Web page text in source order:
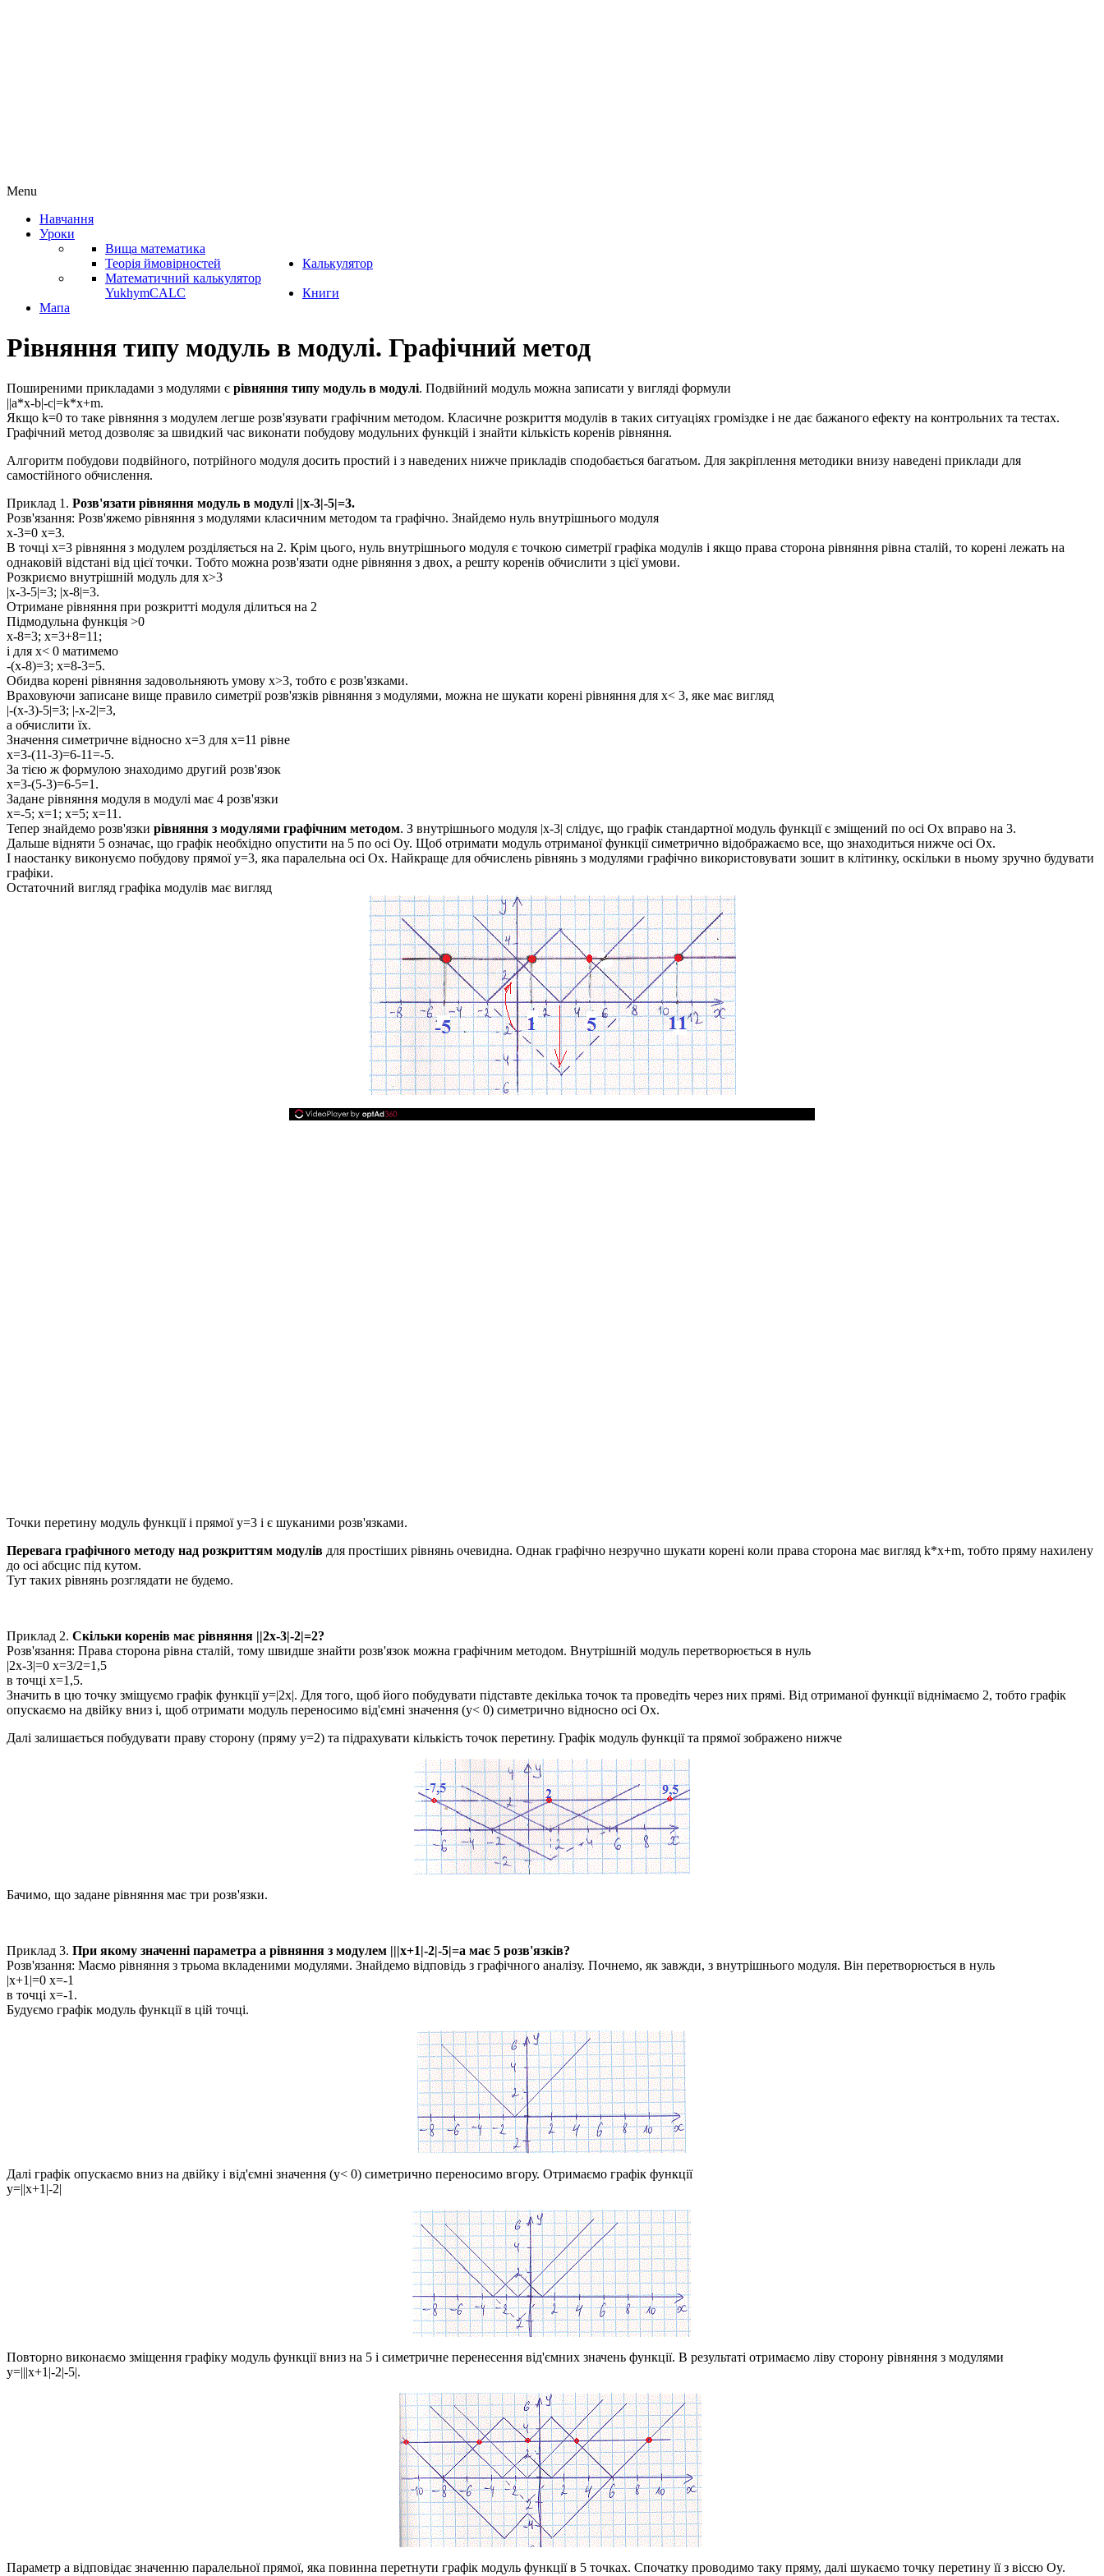
Menu
Навчання
Уроки
Вища математика
Теорія ймовірностей
Калькулятор
Математичний калькулятор
YukhymCALC
Книги
Мапа
Рівняння типу модуль в модулі. Графічний метод
Поширеними прикладами з модулями є рівняння типу модуль в модулі. Подвійний модуль можна записати у вигляді формули
||a*x-b|-c|=k*x+m.
Якщо k=0 то таке рівняння з модулем легше розв'язувати графічним методом. Класичне розкриття модулів в таких ситуаціях громіздке і не дає бажаного ефекту на контрольних та тестах.
Графічний метод дозволяє за швидкий час виконати побудову модульних функцій і знайти кількість коренів рівняння.
Алгоритм побудови подвійного, потрійного модуля досить простий і з наведених нижче прикладів сподобається багатьом. Для закріплення методики внизу наведені приклади для
самостійного обчислення.
Приклад 1. Розв'язати рівняння модуль в модулі ||x-3|-5|=3.
Розв'язання: Розв'яжемо рівняння з модулями класичним методом та графічно. Знайдемо нуль внутрішнього модуля
x-3=0 x=3.
В точці x=3 рівняння з модулем розділяється на 2. Крім цього, нуль внутрішнього модуля є точкою симетрії графіка модулів і якщо права сторона рівняння рівна сталій, то корені лежать на
однаковій відстані від цієї точки. Тобто можна розв'язати одне рівняння з двох, а решту коренів обчислити з цієї умови.
Розкриємо внутрішній модуль для x>3
|x-3-5|=3; |x-8|=3.
Отримане рівняння при розкритті модуля ділиться на 2
Підмодульна функція >0
x-8=3; x=3+8=11;
і для х< 0 матимемо
-(x-8)=3; x=8-3=5.
Обидва корені рівняння задовольняють умову x>3, тобто є розв'язками.
Враховуючи записане вище правило симетрії розв'язків рівняння з модулями, можна не шукати корені рівняння для x< 3, яке має вигляд
|-(x-3)-5|=3; |-x-2|=3,
а обчислити їх.
Значення симетричне відносно x=3 для x=11 рівне
x=3-(11-3)=6-11=-5.
За тією ж формулою знаходимо другий розв'язок
x=3-(5-3)=6-5=1.
Задане рівняння модуля в модулі має 4 розв'язки
x=-5; x=1; x=5; x=11.
Тепер знайдемо розв'язки рівняння з модулями графічним методом. З внутрішнього модуля |x-3| слідує, що графік стандартної модуль функції є зміщений по осі Ох вправо на 3.
Дальше відняти 5 означає, що графік необхідно опустити на 5 по осі Oy. Щоб отримати модуль отриманої функції симетрично відображаємо все, що знаходиться нижче осі Ox.
І наостанку виконуємо побудову прямоїy=3, яка паралельна осі Ox. Найкраще для обчислень рівнянь з модулями графічно використовувати зошит в клітинку, оскільки в ньому зручно будувати
графіки.
Остаточний вигляд графіка модулів має вигляд
Точки перетину модуль функції і прямоїy=3 і є шуканими розв'язками.
Перевага графічного методу над розкриттям модулів для простіших рівнянь очевидна. Однак графічно незручно шукати корені коли права сторона має вигляд k*x+m, тобто пряму нахилену
до осі абсцис під кутом.
Тут таких рівнянь розглядати не будемо.
Приклад 2. Скільки коренів має рівняння ||2x-3|-2|=2?
Розв'язання: Права сторона рівна сталій, тому швидше знайти розв'язок можна графічним методом. Внутрішній модуль перетворюється в нуль
|2x-3|=0 x=3/2=1,5
в точці x=1,5.
Значить в цю точку зміщуємо графік функціїy=|2x|. Для того, щоб його побудувати підставте декілька точок та проведіть через них прямі. Від отриманої функції віднімаємо 2, тобто графік
опускаємо на двійку вниз і, щоб отримати модуль переносимо від'ємні значення (y< 0) симетрично відносно осі Ox.
Далі залишається побудувати праву сторону (пряму y=2) та підрахувати кількість точок перетину. Графік модуль функції та прямої зображено нижче
Бачимо, що задане рівняння має три розв'язки.
Приклад 3. При якому значенні параметра a рівняння з модулем |||x+1|-2|-5|=a має 5 розв'язків?
Розв'язання: Маємо рівняння з трьома вкладеними модулями. Знайдемо відповідь з графічного аналізу. Почнемо, як завжди, з внутрішнього модуля. Він перетворюється в нуль
|x+1|=0 x=-1
в точці x=-1 .
Будуємо графік модуль функції в цій точці.
Далі графік опускаємо вниз на двійку і від'ємні значення (y< 0) симетрично переносимо вгору. Отримаємо графік функції
y=||x+1|-2|
Повторно виконаємо зміщення графіку модуль функції вниз на 5 і симетричне перенесення від'ємних значень функції. В результаті отримаємо ліву сторону рівняння з модулями
y=|||x+1|-2|-5|.
Параметр а відповідає значенню паралельної прямої, яка повинна перетнути графік модуль функції в 5 точках. Спочатку проводимо таку пряму, далі шукаємо точку перетину її з віссю Oy.